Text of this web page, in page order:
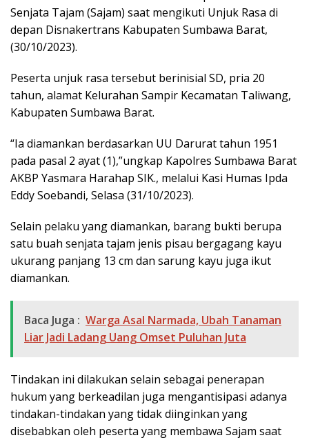
Senjata Tajam (Sajam) saat mengikuti Unjuk Rasa di
depan Disnakertrans Kabupaten Sumbawa Barat,
(30/10/2023).
Peserta unjuk rasa tersebut berinisial SD, pria 20
tahun, alamat Kelurahan Sampir Kecamatan Taliwang,
Kabupaten Sumbawa Barat.
“Ia diamankan berdasarkan UU Darurat tahun 1951
pada pasal 2 ayat (1),”ungkap Kapolres Sumbawa Barat
AKBP Yasmara Harahap SIK., melalui Kasi Humas Ipda
Eddy Soebandi, Selasa (31/10/2023).
Selain pelaku yang diamankan, barang bukti berupa
satu buah senjata tajam jenis pisau bergagang kayu
ukurang panjang 13 cm dan sarung kayu juga ikut
diamankan.
Baca Juga : Warga Asal Narmada, Ubah Tanaman
Liar Jadi Ladang Uang Omset Puluhan Juta
Tindakan ini dilakukan selain sebagai penerapan
hukum yang berkeadilan juga mengantisipasi adanya
tindakan-tindakan yang tidak diinginkan yang
disebabkan oleh peserta yang membawa Sajam saat